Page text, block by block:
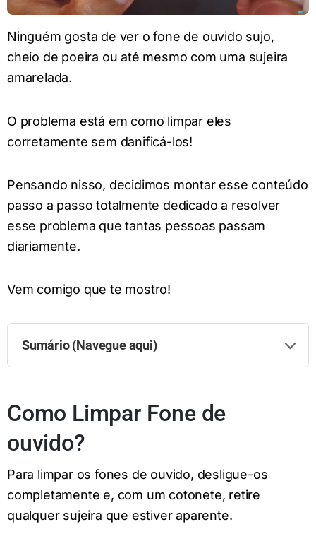
Ninguém gosta de ver o fone de ouvido sujo,
cheio de poeira ou até mesmo com uma sujeira
amarelada.
O problema está em como limpar eles
corretamente sem danificá-los!
Pensando nisso, decidimos montar esse conteúdo
passo a passo totalmente dedicado a resolver
esse problema que tantas pessoas passam
diariamente.
Vem comigo que te mostro!
Sumário (Navegue aqui)
Como Limpar Fone de
ouvido?
Para limpar os fones de ouvido, desligue-os
completamente e, com um cotonete, retire
qualquer sujeira que estiver aparente.